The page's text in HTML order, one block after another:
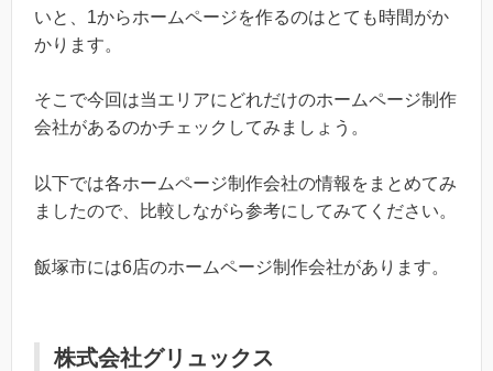
いと、1からホームページを作るのはとても時間がか
かります。
そこで今回は当エリアにどれだけのホームページ制作
会社があるのかチェックしてみましょう。
以下では各ホームページ制作会社の情報をまとめてみ
ましたので、比較しながら参考にしてみてください。
飯塚市には6店のホームページ制作会社があります。
株式会社グリュックス